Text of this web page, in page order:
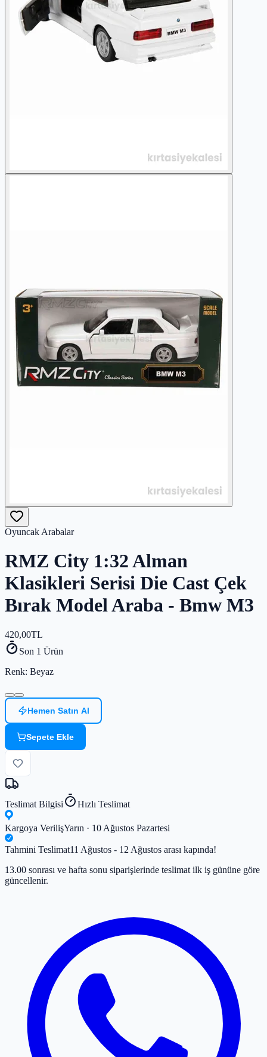
Oyuncak Arabalar
RMZ City 1:32 Alman
Klasikleri Serisi Die Cast Çek
Bırak Model Araba - Bmw M3
420,00TL
Son 1 Ürün
Renk: Beyaz
Hemen Satın Al
Sepete Ekle
Teslimat Bilgisi Hızlı Teslimat
Kargoya VerilişYarın · 10 Ağustos Pazartesi
Tahmini Teslimat11 Ağustos - 12 Ağustos arası kapında!
13.00 sonrası ve hafta sonu siparişlerinde teslimat ilk iş gününe göre
güncellenir.